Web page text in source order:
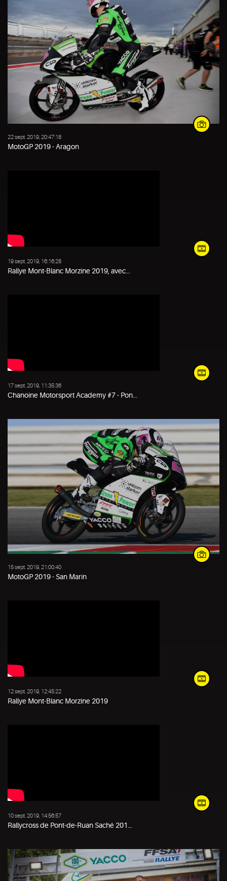
22 sept. 2019, 20:47:18
MotoGP 2019 - Aragon
19 sept. 2019, 16:16:28
Rallye Mont-Blanc Morzine 2019, avec...
17 sept. 2019, 11:35:36
Chanoine Motorsport Academy #7 - Pon...
15 sept. 2019, 21:00:40
MotoGP 2019 - San Marin
12 sept. 2019, 12:45:22
Rallye Mont-Blanc Morzine 2019
10 sept. 2019, 14:56:57
Rallycross de Pont-de-Ruan Saché 201...